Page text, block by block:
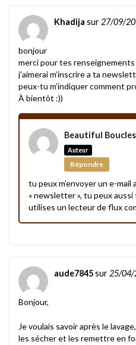
Khadija sur 27/09/
bonjour
merci pour tes renseignements
j’aimerai m’inscrire a ta
peux-tu m’indiquer comment
À bientôt :))
Beautiful Boucles
Auteur
Répondre
tu peux m’envoyer un e-mail
« newsletter », tu peux aussi
utilises un lecteur de flux
aude7845sur25/04/
Bonjour,
Je voulais savoir après le
les sécher et les remettre en